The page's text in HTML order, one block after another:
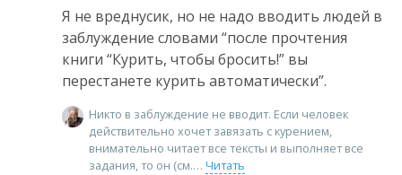
Я не вреднусик, но не надо вводить людей в
заблуждение словами “после прочтения
книги “Курить, чтобы бросить!” вы
перестанете курить автоматически”.
Никто в заблуждение не вводит. Если человек
действительно хочет завязать с курением,
внимательно читает все тексты и выполняет все
задания, то он (см.
Читать